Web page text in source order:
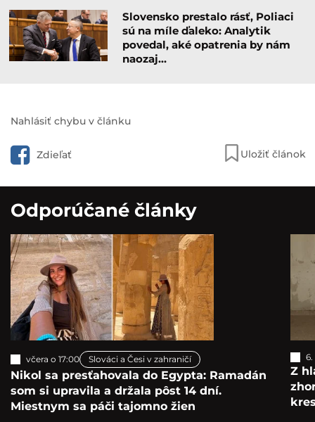
Slovensko prestalo rásť, Poliaci
sú na míle ďaleko: Analytik
povedal, aké opatrenia by nám
naozaj…
Nahlásiť chybu v článku
Zdieľať Uložiť článok
Odporúčané články
včera o 17:00 Slováci a Česi v zahraničí
Nikol sa presťahovala do Egypta: Ramadán
som si upravila a držala pôst 14 dní.
Miestnym sa páči tajomno žien
Z